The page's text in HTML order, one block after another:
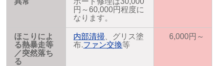
円～60,000円程度に
なります。
ほこりによ
る熱暴走等
／突然落ち
る
内部清掃 、グリス塗
布.ファン交換等
6,000円～